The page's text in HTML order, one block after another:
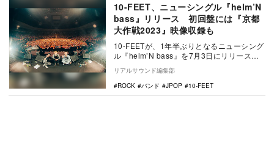
10-FEET、ニューシングル『helm’N
bass』リリース 初回盤には『京都
大作戦2023』映像収録も
10-FEETが、1年半ぶりとなるニューシング
ル『helm’N bass』を7月3日にリリースす
る。 本情報は、5月19日に…
リアルサウンド編集部
ROCK
バンド JPOP 10-FEET